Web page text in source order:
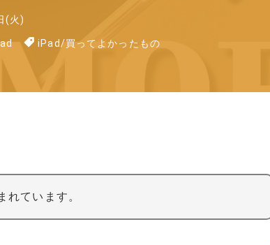
(火)
iPad/買ってよかったもの
れています。